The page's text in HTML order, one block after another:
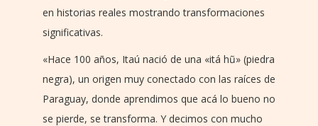
en historias reales mostrando transformaciones
significativas.
«Hace 100 años, Itaú nació de una «itá hũ» (piedra
negra), un origen muy conectado con las raíces de
Paraguay, donde aprendimos que acá lo bueno no
se pierde, se transforma. Y decimos con mucho